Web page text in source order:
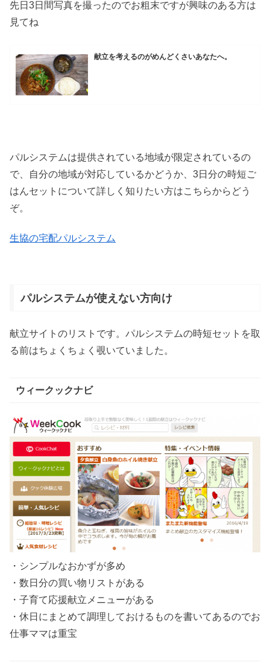
先日3日間写真を撮ったのでお粗末ですが興味のある方は
見てね
献立を考えるのがめんどくさいあなたへ。
パルシステムは提供されている地域が限定されているの
で、自分の地域が対応しているかどうか、3日分の時短ご
はんセットについて詳しく知りたい方はこちらからどう
ぞ。
生協の宅配パルシステム
パルシステムが使えない方向け
献立サイトのリストです。パルシステムの時短セットを取
る前はちょくちょく覗いていました。
ウィークックナビ
・シンプルなおかずが多め
・数日分の買い物リストがある
・子育て応援献立メニューがある
・休日にまとめて調理しておけるものを書いてあるのでお
仕事ママは重宝